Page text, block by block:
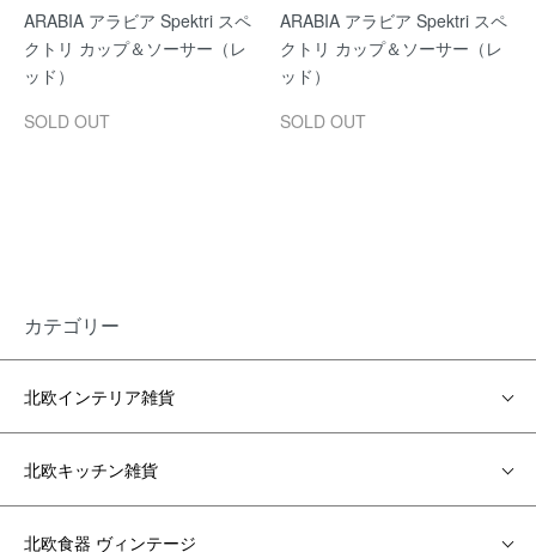
ARABIA アラビア Spektri スペ
クトリ カップ＆ソーサー（レ
ッド）
SOLD OUT
ARABIA アラビア Spektri スペ
クトリ カップ＆ソーサー（レ
ッド）
SOLD OUT
カテゴリー
北欧インテリア雑貨
北欧キッチン雑貨
北欧食器 ヴィンテージ